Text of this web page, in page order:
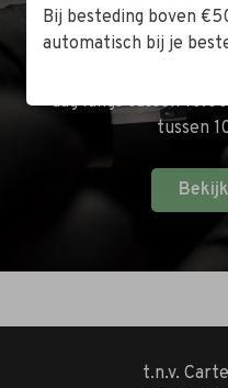
Naast de online shop
winkel in
dag langs tussen
tussen
t.n.v.
Bij besteding boven
automatisch bij je